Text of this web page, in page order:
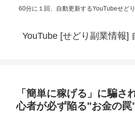
60分に１回、自動更新するYouTubeせど
YouTube [せどり副業情報]
「簡単に稼げる」に騙さ
心者が必ず陥る"お金の罠